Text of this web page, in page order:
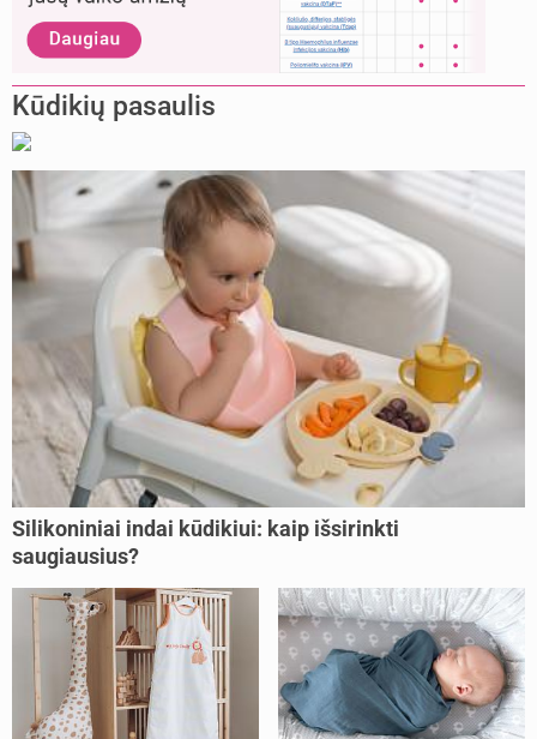
Kūdikių pasaulis
Silikoniniai indai kūdikiui: kaip išsirinkti
saugiausius?